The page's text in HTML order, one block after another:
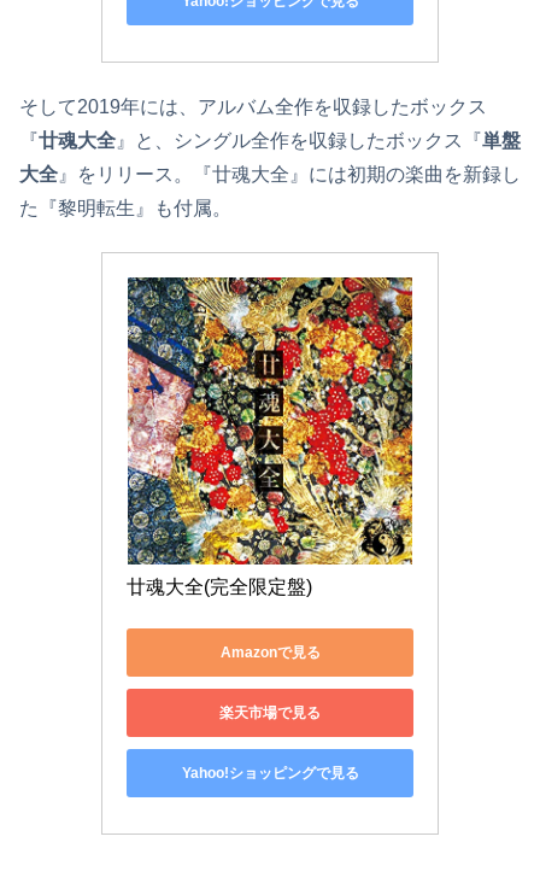
そして2019年には、アルバム全作を収録したボックス
『廿魂大全 』と、シングル全作を収録したボックス『単盤
大全 』をリリース。『廿魂大全』には初期の楽曲を新録し
た『黎明転生』も付属。
廿魂大全(完全限定盤)
Amazonで見る
楽天市場で見る
Yahoo!ショッピングで見る